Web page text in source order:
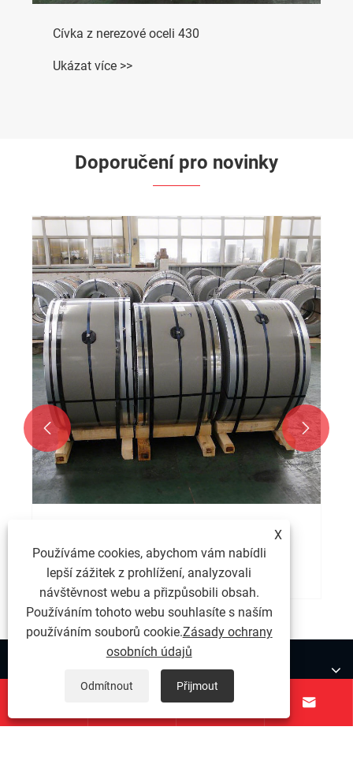
Cívka z nerezové oceli 430
Ukázat více >>
Doporučení pro novinky
Ukázat více >>
 
 
X
Používáme cookies, abychom vám nabídli
lepší zážitek z prohlížení, analyzovali
návštěvnost webu a přizpůsobili obsah.
Používáním tohoto webu souhlasíte s naším
používáním souborů cookie.Zásady ochrany
osobních údajů
Odmítnout Přijmout